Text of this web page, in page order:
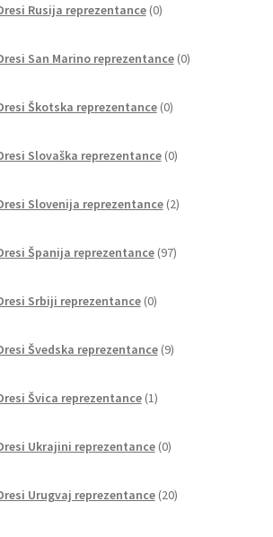
Rusija reprezentance 0izdelkov
San Marino reprezentance 0izdelkov
Škotska reprezentance 0izdelkov
Slovaška reprezentance 0izdelkov
Slovenija reprezentance 2izdelka
Španija reprezentance 97izdelkov
Srbiji reprezentance 0izdelkov
Švedska reprezentance 9izdelkov
Švica reprezentance 1izdelek
Ukrajini reprezentance 0izdelkov
Urugvaj reprezentance 20izdelkov